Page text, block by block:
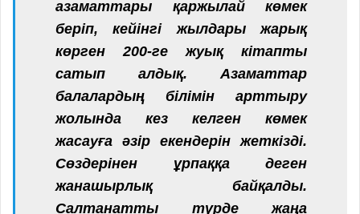
азаматтары қаржылай көмек
беріп, кейінгі жылдары жарық
көрген 200-ге жуық кітапты
сатып алдық. Азаматтар
балалардың білімін арттыру
жолында кез келген көмек
жасауға әзір екендерін жеткізді.
Сөздерінен ұрпаққа деген
жанашырлық байқалды.
Салтанатты түрде жаңа